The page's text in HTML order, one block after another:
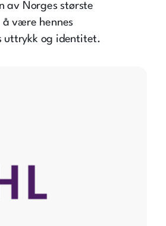
av Norges største
være hennes
uttrykk og identitet.